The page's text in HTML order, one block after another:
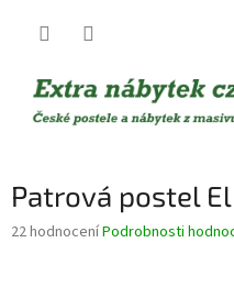
Patrová postel
Průměrné
22 hodnoceníPodrobnosti